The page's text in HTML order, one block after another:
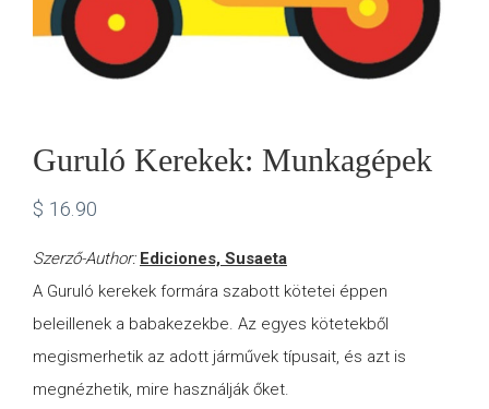
CONTACT
Guruló Kerekek: Munkagépek
$ 16.90
Szerző-Author: Ediciones, Susaeta
A Guruló kerekek formára szabott kötetei éppen
beleillenek a babakezekbe. Az egyes kötetekből
megismerhetik az adott járművek típusait, és azt is
megnézhetik, mire használják őket.